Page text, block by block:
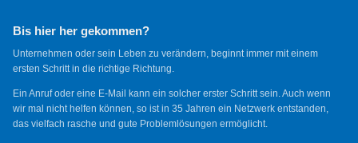
Bis hier her gekommen?
Unternehmen oder sein Leben zu verändern, beginnt immer mit einem
ersten Schritt in die richtige Richtung.
Ein Anruf oder eine E-Mail kann ein solcher erster Schritt sein. Auch wenn
wir mal nicht helfen können, so ist in 35 Jahren ein Netzwerk entstanden,
das vielfach rasche und gute Problemlösungen ermöglicht.